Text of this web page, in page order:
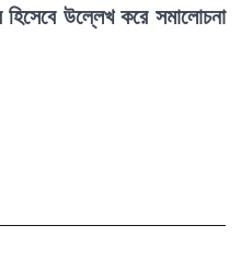
হিসেবে উল্লেখ করে সমালোচনা